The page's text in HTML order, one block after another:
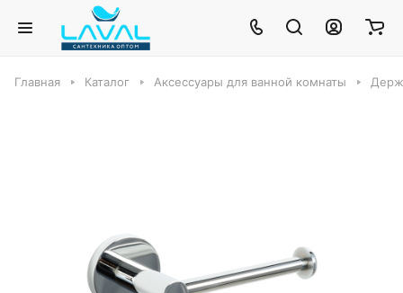
Главная Каталог Аксессуары для ванной комнаты